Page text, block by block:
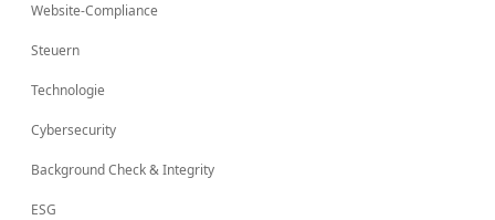
Website-Compliance
Steuern
Technologie
Cybersecurity
Background Check & Integrity
ESG